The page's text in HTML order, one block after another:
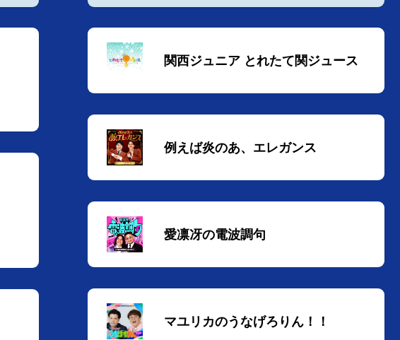
関西ジュニア とれたて関ジュース
例えば炎のあ、エレガンス
愛凛冴の電波調句
マユリカのうなげろりん！！